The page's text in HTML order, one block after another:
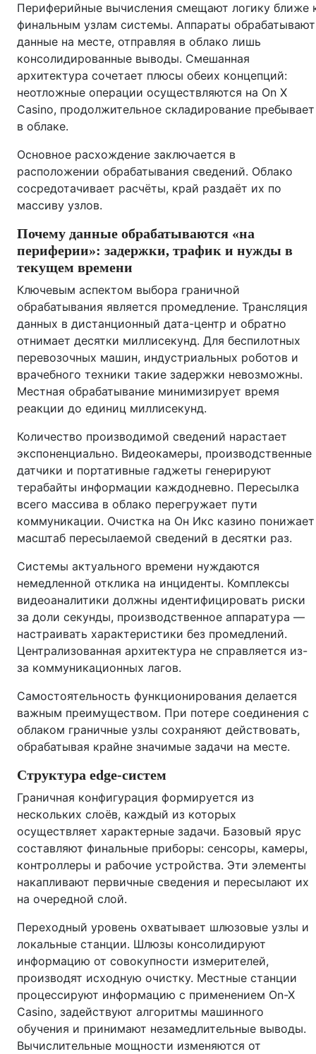
Периферийные вычисления смещают логику ближе
финальным узлам системы. Аппараты обрабатывают
данные на месте, отправляя в облако лишь
консолидированные выводы. Смешанная
архитектура сочетает плюсы обеих концепций:
неотложные операции осуществляются на On X
Casino, продолжительное складирование пребывает
в облаке.
Основное расхождение заключается в
расположении обрабатывания сведений. Облако
сосредотачивает расчёты, край раздаёт их по
массиву узлов.
Почему данные обрабатываются «на
периферии»: задержки, трафик и нужды в
текущем времени
Ключевым аспектом выбора граничной
обрабатывания является промедление. Трансляция
данных в дистанционный дата-центр и обратно
отнимает десятки миллисекунд. Для беспилотных
перевозочных машин, индустриальных роботов и
врачебного техники такие задержки невозможны.
Местная обрабатывание минимизирует время
реакции до единиц миллисекунд.
Количество производимой сведений нарастает
экспоненциально. Видеокамеры, производственные
датчики и портативные гаджеты генерируют
терабайты информации каждодневно. Пересылка
всего массива в облако перегружает пути
коммуникации. Очистка на Он Икс казино понижает
масштаб пересылаемой сведений в десятки раз.
Системы актуального времени нуждаются
немедленной отклика на инциденты. Комплексы
видеоаналитики должны идентифицировать риски
за доли секунды, производственное аппаратура —
настраивать характеристики без промедлений.
Централизованная архитектура не справляется из-
за коммуникационных лагов.
Самостоятельность функционирования делается
важным преимуществом. При потере соединения с
облаком граничные узлы сохраняют действовать,
обрабатывая крайне значимые задачи на месте.
Структура edge‑систем
Граничная конфигурация формируется из
нескольких слоёв, каждый из которых
осуществляет характерные задачи. Базовый ярус
составляют финальные приборы: сенсоры, камеры,
контроллеры и рабочие устройства. Эти элементы
накапливают первичные сведения и пересылают их
на очередной слой.
Переходный уровень охватывает шлюзовые узлы и
локальные станции. Шлюзы консолидируют
информацию от совокупности измерителей,
производят исходную очистку. Местные станции
процессируют информацию с применением On-X
Casino, задействуют алгоритмы машинного
обучения и принимают незамедлительные выводы.
Вычислительные мощности изменяются от